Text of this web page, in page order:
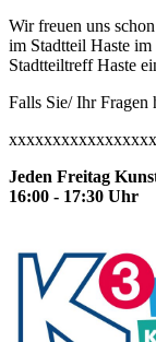
Wir freuen uns
im Stadtteil Haste im
Stadtteiltreff Haste
Falls Sie/ Ihr Fragen
Jeden Freitag
16:00 - 17:30 Uhr